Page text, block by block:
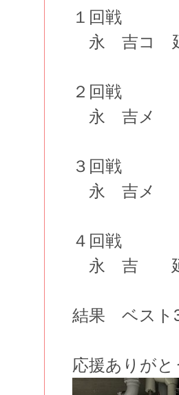
１回戦
永 吉コ
２回戦
永 吉メ
３回戦
永 吉メ
４回戦
永 吉 延
結果 ベスト
応援ありが